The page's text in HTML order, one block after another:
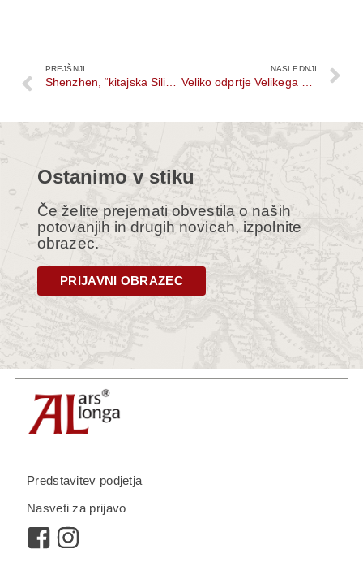
PREJŠNJI
Shenzhen, “kitajska Silicijeva dolina”
NASLEDNJI
Veliko odprtje Velikega egipčanskega muzeja
Ostanimo v stiku
Če želite prejemati obvestila o naših
potovanjih in drugih novicah, izpolnite
obrazec.
PRIJAVNI OBRAZEC
Predstavitev podjetja
Nasveti za prijavo